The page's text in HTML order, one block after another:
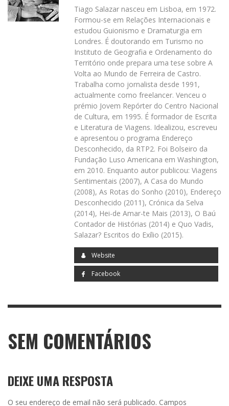
Tiago Salazar nasceu em Lisboa, em 1972.
Formou-se em Relações Internacionais e
estudou Guionismo e Dramaturgia em
Londres. É doutorando em Turismo no
Instituto de Geografia e Ordenamento do
Território onde prepara uma tese sobre A
Volta ao Mundo de Ferreira de Castro.
Trabalha como jornalista desde 1991,
actualmente como freelancer. Venceu o
prémio Jovem Repórter do Centro Nacional
de Cultura, em 1995. É formador de Escrita
e Literatura de Viagens. Idealizou, escreveu
e apresentou o programa Endereço
Desconhecido, da RTP2. Foi Bolseiro da
Fundação Luso Americana em Washington,
em 2010. Enquanto autor publicou: Viagens
Sentimentais (2007), A Casa do Mundo
(2008), As Rotas do Sonho (2010), Endereço
Desconhecido (2011), Crónica da Selva
(2014), Hei-de Amar-te Mais (2013), O Baú
Contador de Histórias (2014) e Quo Vadis,
Salazar? Escritos do Exílio (2015).
Website
Facebook
SEM COMENTÁRIOS
DEIXE UMA RESPOSTA
O seu endereço de email não será publicado. Campos